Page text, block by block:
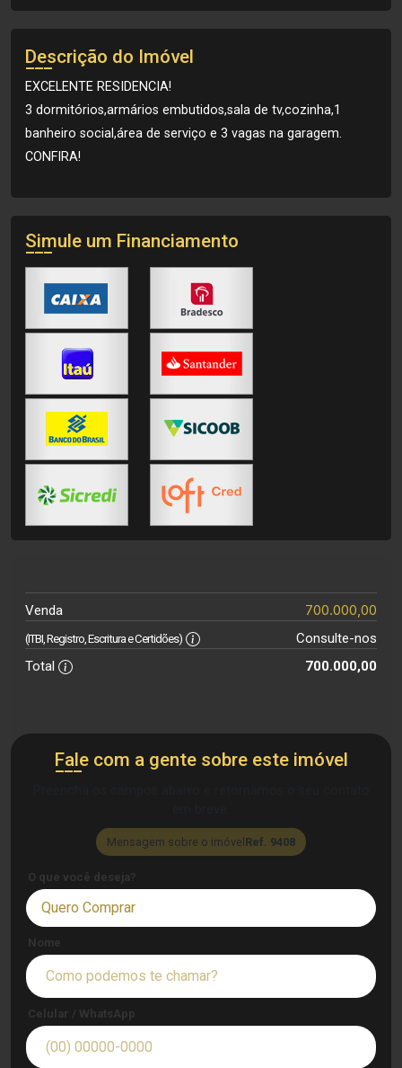
Descrição do Imóvel
EXCELENTE RESIDENCIA!
3 dormitórios,armários embutidos,sala de tv,cozinha,1
banheiro social,área de serviço e 3 vagas na garagem.
CONFIRA!
Simule um Financiamento
Venda 700.000,00
(ITBI, Registro, Escritura e Certidões)
Consulte-nos
Total
700.000,00
Fale com a gente sobre este imóvel
Mensagem sobre o imóvelRef. 9408
O que você deseja?
Quero Comprar
Nome
Celular / WhatsApp